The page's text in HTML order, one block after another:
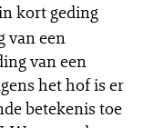
kort geding
van een
van een
het hof is er
betekenis toe